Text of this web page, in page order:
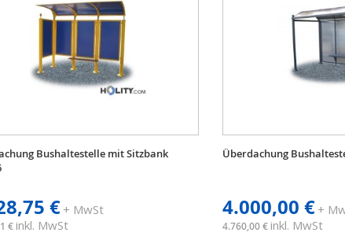
Bushaltestelle mit Sitzbank
€+ MwSt
€ inkl. MwSt
Überdachung
4.000,00 €+
4.760,00 € inkl. MwSt